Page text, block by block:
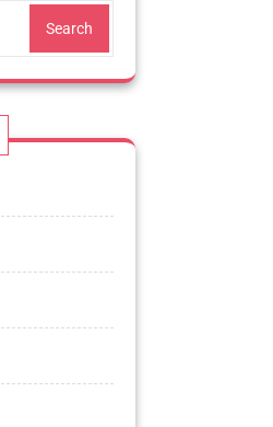
Search